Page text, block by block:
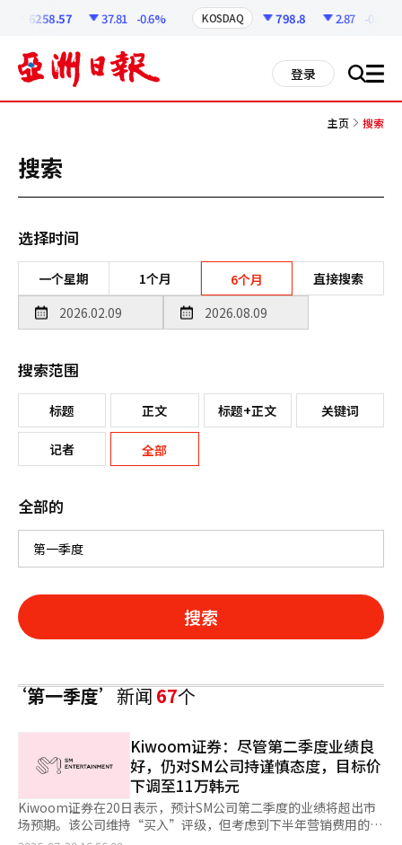
6258.57 37.81 -0.6% KOSDAQ 798.8 2.87 -0.36%
登录 搜 all
主页 搜索
搜索
选择时间
一个星期 1个月 6个月 直接搜索
搜索范围
标题 正文 标题+正文 关键词
记者 全部
全部的
搜索
‘第一季度’新闻67个
Kiwoom证券：尽管第二季度业绩良
好，仍对SM公司持谨慎态度，目标价
下调至11万韩元
Kiwoom证券在20日表示，预计SM公司第二季度的业绩将超出市
场预期。该公司维持“买入”评级，但考虑到下半年营销费用的增
加，将目标价下调至11万韩元。 Kiwoom证券的研究员林秀珍表